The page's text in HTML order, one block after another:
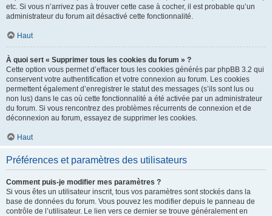
etc. Si vous n’arrivez pas à trouver cette case à cocher, il est probable qu’un
administrateur du forum ait désactivé cette fonctionnalité.
Haut
À quoi sert « Supprimer tous les cookies du forum » ?
Cette option vous permet d’effacer tous les cookies générés par phpBB 3.2 qui
conservent votre authentification et votre connexion au forum. Les cookies
permettent également d’enregistrer le statut des messages (s’ils sont lus ou
non lus) dans le cas où cette fonctionnalité a été activée par un administrateur
du forum. Si vous rencontrez des problèmes récurrents de connexion et de
déconnexion au forum, essayez de supprimer les cookies.
Haut
Préférences et paramètres des utilisateurs
Comment puis-je modifier mes paramètres ?
Si vous êtes un utilisateur inscrit, tous vos paramètres sont stockés dans la
base de données du forum. Vous pouvez les modifier depuis le panneau de
contrôle de l’utilisateur. Le lien vers ce dernier se trouve généralement en